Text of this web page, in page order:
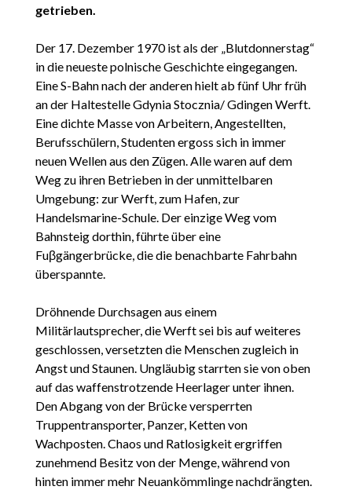
getrieben.
Der 17. Dezember 1970 ist als der „Blutdonnerstag“
in die neueste polnische Geschichte eingegangen.
Eine S-Bahn nach der anderen hielt ab fünf Uhr früh
an der Haltestelle Gdynia Stocznia/ Gdingen Werft.
Eine dichte Masse von Arbeitern, Angestellten,
Berufsschülern, Studenten ergoss sich in immer
neuen Wellen aus den Zügen. Alle waren auf dem
Weg zu ihren Betrieben in der unmittelbaren
Umgebung: zur Werft, zum Hafen, zur
Handelsmarine-Schule. Der einzige Weg vom
Bahnsteig dorthin, führte über eine
Fuβgängerbrücke, die die benachbarte Fahrbahn
überspannte.
Dröhnende Durchsagen aus einem
Militärlautsprecher, die Werft sei bis auf weiteres
geschlossen, versetzten die Menschen zugleich in
Angst und Staunen. Ungläubig starrten sie von oben
auf das waffenstrotzende Heerlager unter ihnen.
Den Abgang von der Brücke versperrten
Truppentransporter, Panzer, Ketten von
Wachposten. Chaos und Ratlosigkeit ergriffen
zunehmend Besitz von der Menge, während von
hinten immer mehr Neuankömmlinge nachdrängten.